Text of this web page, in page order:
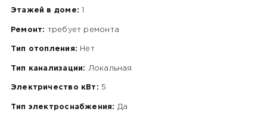
Этажей в доме: 1
Ремонт: требует ремонта
Тип отопления: Нет
Тип канализации: Локальная
Электричество кВт: 5
Тип электроснабжения: Да